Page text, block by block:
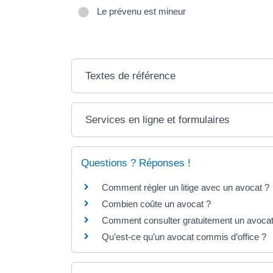
Le prévenu est mineur
Textes de référence
Services en ligne et formulaires
Questions ? Réponses !
Comment régler un litige avec un avocat ?
Combien coûte un avocat ?
Comment consulter gratuitement un
Qu’est-ce qu’un avocat commis d’office ?